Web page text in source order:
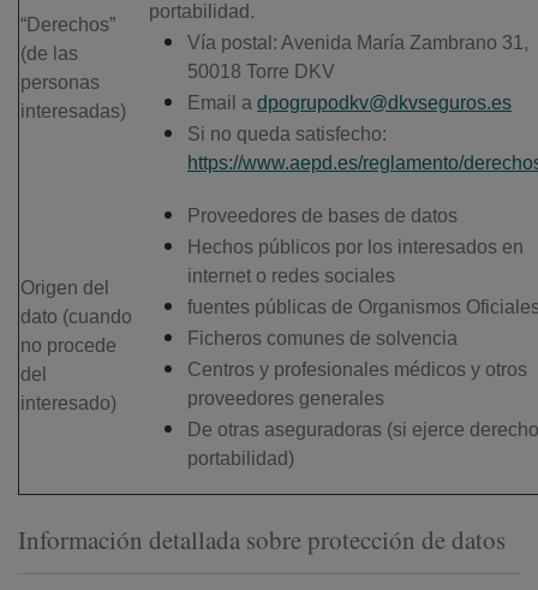
“Derechos”
(de las
personas
interesadas)
portabilidad.
Vía postal: Avenida María Zambrano 31,
50018 Torre DKV
Email a dpogrupodkv@dkvseguros.es
Si no queda satisfecho:
https://www.aepd.es/reglamento/
Origen del
dato (cuando
no procede
del
interesado)
Proveedores de bases de datos
Hechos públicos por los interesados en
internet o redes sociales
fuentes públicas de Organismos
Ficheros comunes de solvencia
Centros y profesionales médicos y otros
proveedores generales
De otras aseguradoras (si ejerce derecho
portabilidad)
Información detallada sobre protección de datos